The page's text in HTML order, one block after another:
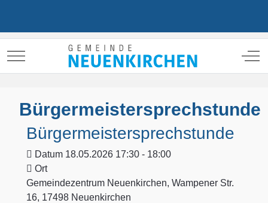
Mobile Menu Toggle Off-
Bürgermeistersprechstunde
Bürgermeistersprechstunde
Datum 18.05.2026 17:30 - 18:00
Ort
Gemeindezentrum Neuenkirchen, Wampener Str.
16, 17498 Neuenkirchen